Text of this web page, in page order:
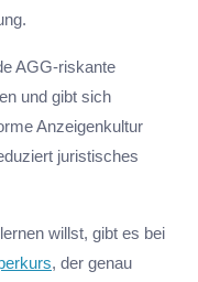
AGG-riskante
und gibt sich
Anzeigenkultur
juristisches
willst, gibt es bei
, der genau